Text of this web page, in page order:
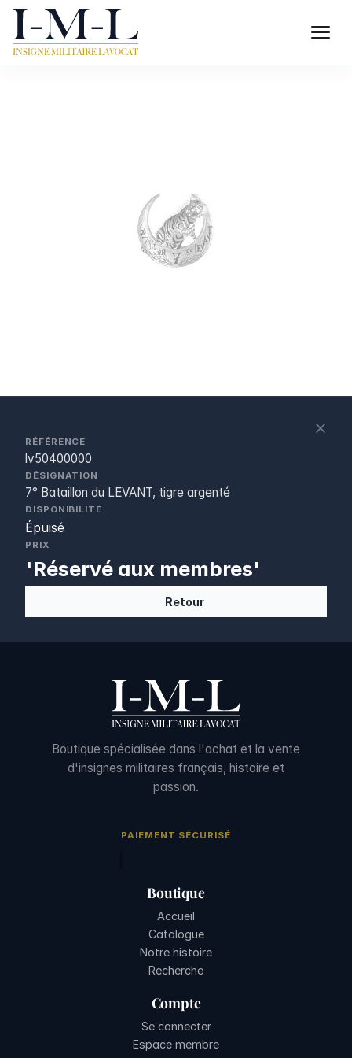
RÉFÉRENCE
lv50400000
DÉSIGNATION
7° Bataillon du LEVANT, tigre argenté
DISPONIBILITÉ
Épuisé
PRIX
'Réservé aux membres'
Retour
Boutique spécialisée dans l'achat et la vente
d'insignes militaires français, histoire et
passion.
PAIEMENT SÉCURISÉ
Boutique
Accueil
Catalogue
Notre histoire
Recherche
Compte
Se connecter
Espace membre